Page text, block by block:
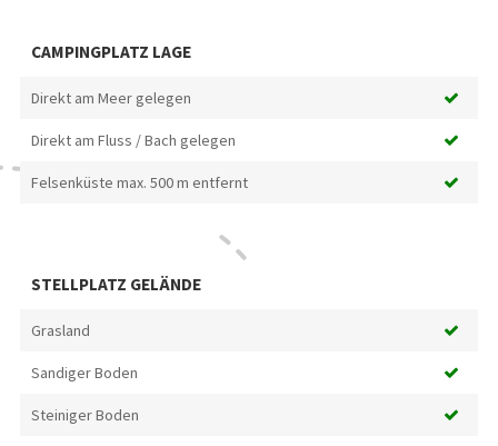
CAMPINGPLATZ LAGE
Direkt am Meer gelegen
Direkt am Fluss / Bach gelegen
Felsenküste max. 500 m entfernt
STELLPLATZ GELÄNDE
Grasland
Sandiger Boden
Steiniger Boden